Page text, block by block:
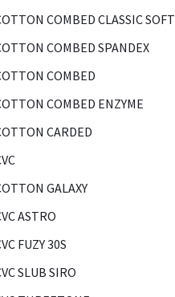
COMBED CLASSIC SOFT
COMBED SPANDEX
COMBED
COMBED ENZYME
CARDED
GALAXY
ASTRO
FUZY 30S
SLUB SIRO